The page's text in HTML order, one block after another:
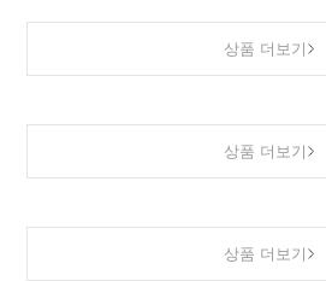
상품 더보기
상품 더보기
상품 더보기